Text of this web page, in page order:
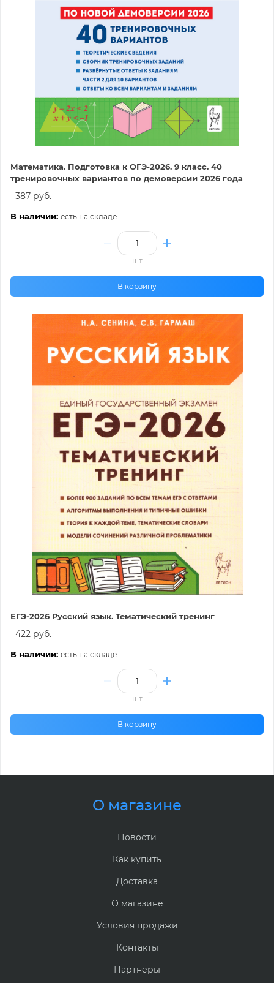
Математика. Подготовка к ОГЭ-2026. 9 класс. 40
тренировочных вариантов по демоверсии 2026 года
387 руб.
В наличии: есть на складе
шт
В корзину
ЕГЭ-2026 Русский язык. Тематический тренинг
422 руб.
В наличии: есть на складе
шт
В корзину
О магазине
Новости
Как купить
Доставка
О магазине
Условия продажи
Контакты
Партнеры